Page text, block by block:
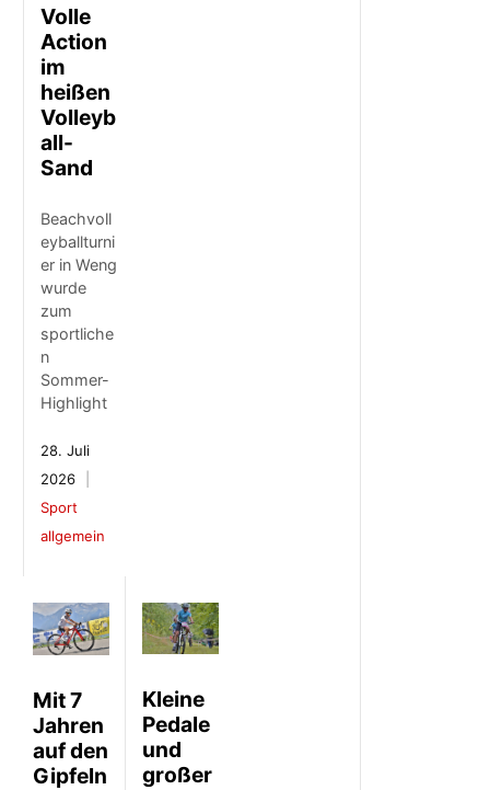
Volle
Action
im
heißen
Volleyb
all-
Sand
Beachvoll
eyballturni
er in Weng
wurde
zum
sportliche
n
Sommer-
Highlight
28. Juli
2026
Sport
allgemein
Mit 7
Jahren
auf den
Gipfeln
Kleine
Pedale
und
großer